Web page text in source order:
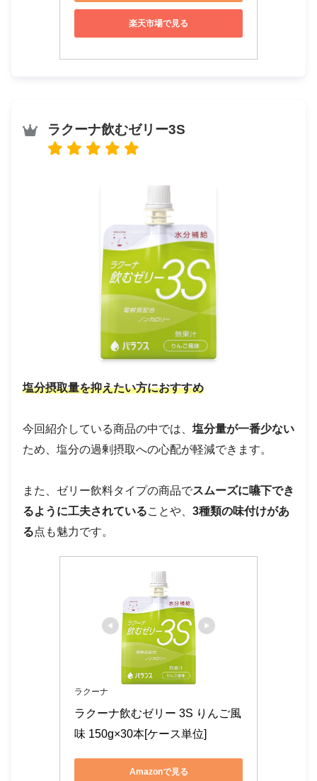
楽天市場で見る
ラクーナ飲むゼリー3S
塩分摂取量を抑えたい方におすすめ
今回紹介している商品の中では、 塩分量が一番少ない
ため、塩分の過剰摂取への心配が軽減できます。
また、ゼリー飲料タイプの商品でスムーズに嚥下でき
るように工夫されていることや、 3種類の味付けがあ
る点も魅力です。
ラクーナ
ラクーナ飲むゼリー 3S りんご風
味 150g×30本[ケース単位]
Amazonで見る